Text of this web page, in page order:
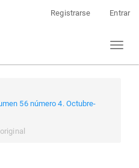
Registrarse Entrar
Toggle
56 número 4. Octubre-